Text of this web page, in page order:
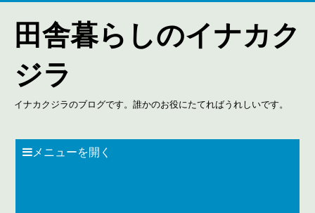
田舎暮らしのイナカク
ジラ
イナカクジラのブログです。誰かのお役にたてればうれしいです。
メニューを開く